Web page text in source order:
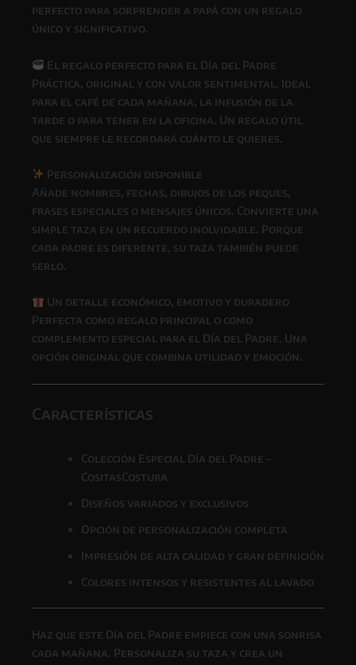
perfecto para sorprender a papá con un regalo
único y significativo.
El regalo perfecto para el Día del Padre
Práctica, original y con valor sentimental. Ideal
para el café de cada mañana, la infusión de la
tarde o para tener en la oficina. Un regalo útil
que siempre le recordará cuánto le quieres.
Personalización disponible
Añade nombres, fechas, dibujos de los peques,
frases especiales o mensajes únicos. Convierte una
simple taza en un recuerdo inolvidable. Porque
cada padre es diferente, su taza también puede
serlo.
Un detalle económico, emotivo y duradero
Perfecta como regalo principal o como
complemento especial para el Día del Padre. Una
opción original que combina utilidad y emoción.
Características
Colección Especial Día del Padre –
CositasCostura
Diseños variados y exclusivos
Opción de personalización completa
Impresión de alta calidad y gran definición
Colores intensos y resistentes al lavado
Haz que este Día del Padre empiece con una sonrisa
cada mañana. Personaliza su taza y crea un